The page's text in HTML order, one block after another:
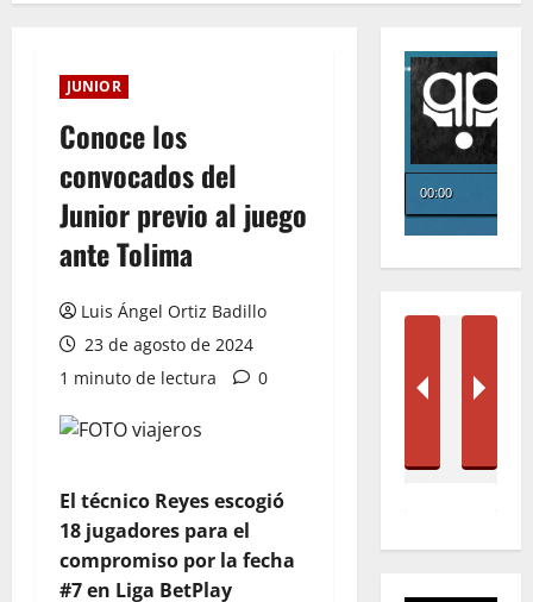
JUNIOR
Conoce los
convocados del
Junior previo al juego
ante Tolima
Luis Ángel Ortiz Badillo
23 de agosto de 2024
1 minuto de lectura
0
El técnico Reyes escogió
18 jugadores para el
compromiso por la fecha
#7 en Liga BetPlay